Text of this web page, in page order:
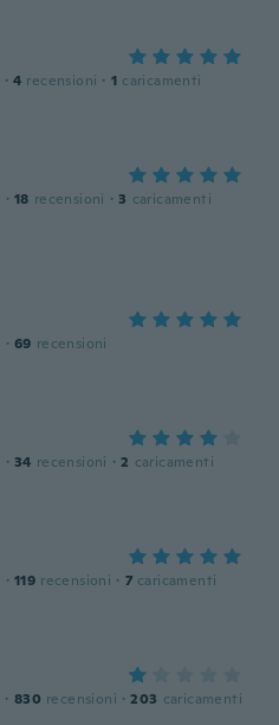
· 4 recensioni · 1 caricamenti
· 18 recensioni · 3 caricamenti
· 69 recensioni
· 34 recensioni · 2 caricamenti
· 119 recensioni · 7 caricamenti
· 830 recensioni · 203 caricamenti